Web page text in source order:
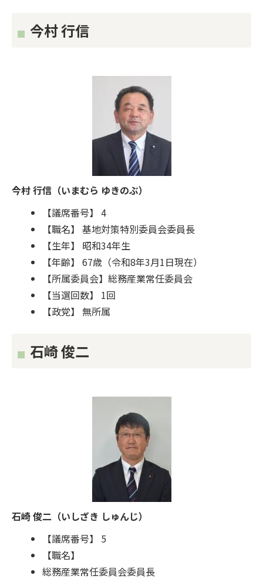
今村 行信
今村 行信（いまむら ゆきのぶ）
【議席番号】 4
【職名】 基地対策特別委員会委員長
【生年】 昭和34年生
【年齢】 67歳（令和8年3月1日現在）
【所属委員会】総務産業常任委員会
【当選回数】 1回
【政党】 無所属
石崎 俊二
石崎 俊二（いしざき しゅんじ）
【議席番号】 5
【職名】
総務産業常任委員会委員長